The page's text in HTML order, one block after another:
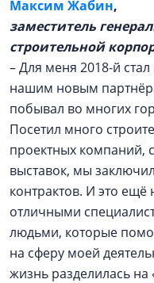
Максим Жабин,
заместитель
строительной
– Для меня 2018-й
нашим новым
побывал во многих
Посетил много
проектных компаний,
выставок, мы
контрактов. И это ещё
отличными
людьми, которые
на сферу моей
жизнь разделилась на